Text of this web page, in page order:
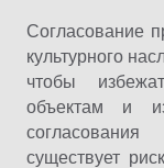
Согласование
культурного
чтобы
объектам и
существует